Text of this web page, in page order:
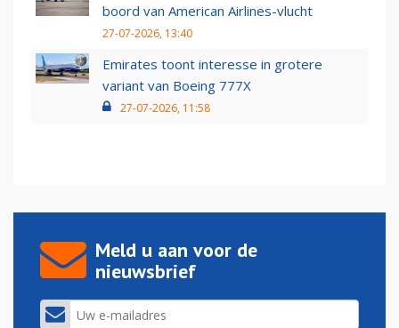
boord van American Airlines-vlucht
27-07-2026, 13:40
Emirates toont interesse in grotere
variant van Boeing 777X
27-07-2026, 11:58
Meld u aan voor de
nieuwsbrief